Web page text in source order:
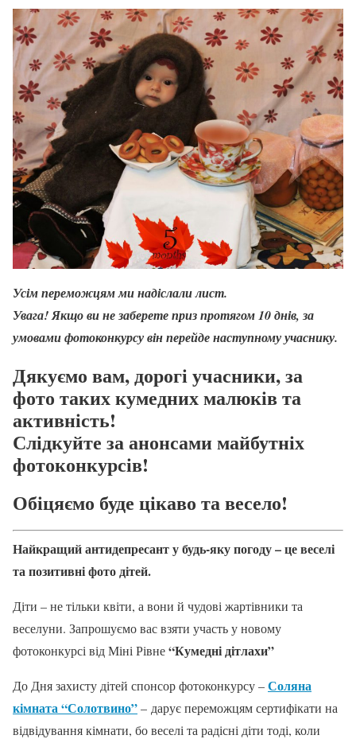
Усім переможцям ми надіслали лист.
Увага! Якщо ви не заберете приз протягом 10 днів, за
умовами фотоконкурсу він перейде наступному учаснику.
Дякуємо вам, дорогі учасники, за
фото таких кумедних малюків та
активність!
Слідкуйте за анонсами майбутніх
фотоконкурсів!
Обіцяємо буде цікаво та весело!
Найкращий антидепресант у будь-яку погоду – це веселі
та позитивні фото дітей.
Діти – не тільки квіти, а вони й чудові жартівники та
веселуни. Запрошуємо вас взяти участь у новому
фотоконкурсі від Міні Рівне“Кумедні дітлахи”
До Дня захисту дітей спонсор фотоконкурсу –Соляна
кімната “Солотвино”– дарує переможцям сертифікати на
відвідування кімнати, бо веселі та радісні діти тоді, коли